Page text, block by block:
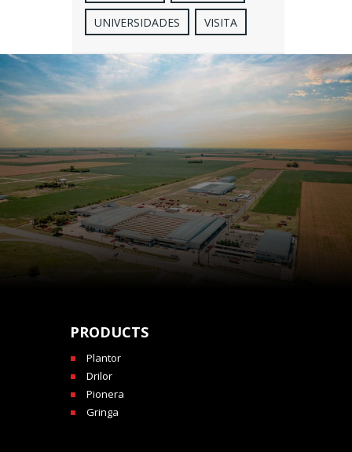
UNIVERSIDADES VISITA
PRODUCTS
Plantor
Drilor
Pionera
Gringa